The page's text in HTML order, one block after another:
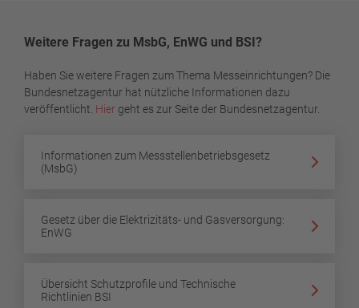
Weitere Fragen zu MsbG, EnWG und BSI?
Haben Sie weitere Fragen zum Thema Messeinrichtungen? Die
Bundesnetzagentur hat nützliche Informationen dazu
veröffentlicht. Hier geht es zur Seite der Bundesnetzagentur.
Informationen zum Messstellenbetriebsgesetz
(MsbG)
Gesetz über die Elektrizitäts- und Gasversorgung:
EnWG
Übersicht Schutzprofile und Technische
Richtlinien BSI